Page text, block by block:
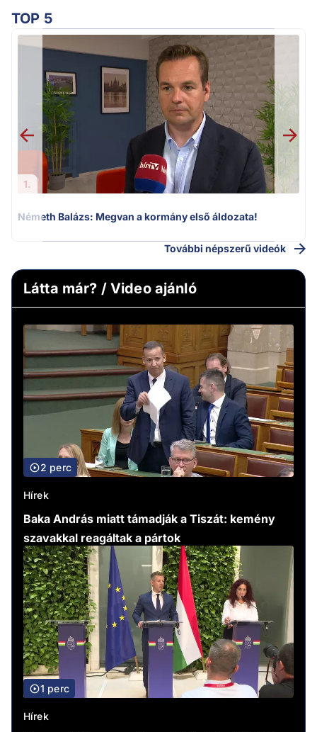
TOP 5
1.
Németh Balázs: Megvan a kormány első áldozata!
További népszerű videók
Látta már? / Video ajánló
2 perc
Hírek
Baka András miatt támadják a Tiszát: kemény
szavakkal reagáltak a pártok
1 perc
Hírek